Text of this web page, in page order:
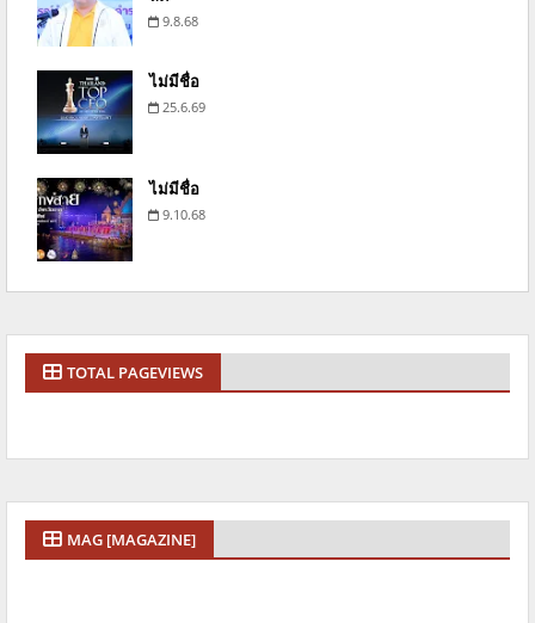
9.8.68
ไม่มีชื่อ
25.6.69
ไม่มีชื่อ
9.10.68
TOTAL PAGEVIEWS
MAG [MAGAZINE]